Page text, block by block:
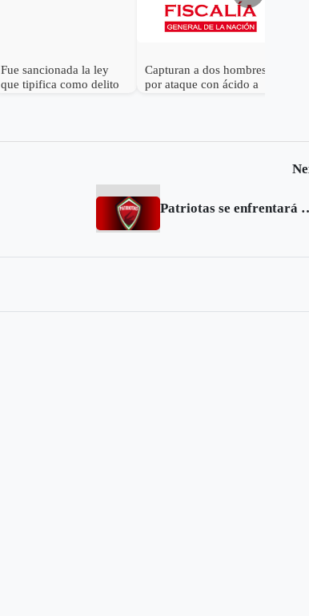
Fue sancionada la ley
que tipifica como delito
Capturan a dos hombres
por ataque con ácido a
Patriotas se